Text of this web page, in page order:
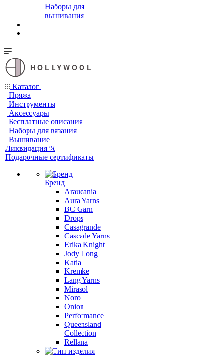
Наборы для
вышивания
HOLLYWOOL
Каталог
Пряжа
Инструменты
Аксессуары
Бесплатные описания
Наборы для вязания
Вышивание
Ликвидация %
Подарочные сертификаты
Бренд
Araucania
Aura Yarns
BC Garn
Drops
Casagrande
Cascade Yarns
Erika Knight
Jody Long
Katia
Kremke
Lang Yarns
Mirasol
Noro
Onion
Performance
Queensland
Collection
Rellana